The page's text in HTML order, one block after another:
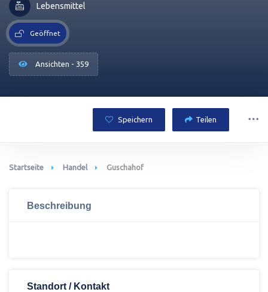
Lebensmittel
Geöffnet
Ansichten - 359
Speichern Teilen
Startseite Handel Guschahof
Beschreibung
Standort / Kontakt